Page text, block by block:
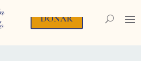
DONAR